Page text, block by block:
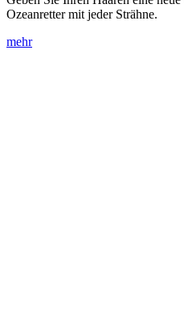
Ozeanretter mit jeder Strähne.
mehr